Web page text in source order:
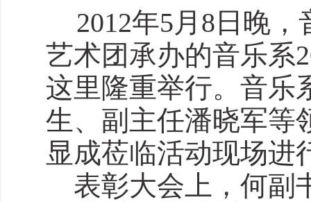
2012年5月8日晚
艺术团承办的音乐系
这里隆重举行。音乐
生、副主任潘晓军等
显成莅临活动现场进
表彰大会上，何副